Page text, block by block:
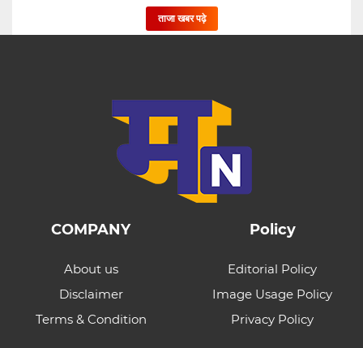
ताजा खबर पढ़े
COMPANY
About us
Disclaimer
Terms & Condition
Policy
Editorial Policy
Image Usage Policy
Privacy Policy